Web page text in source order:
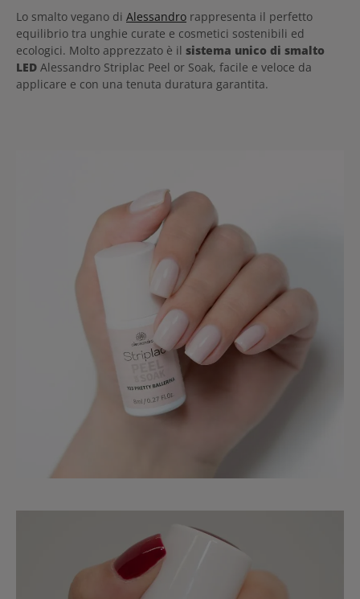
Lo smalto vegano di Alessandro rappresenta il perfetto
equilibrio tra unghie curate e cosmetici sostenibili ed
ecologici. Molto apprezzato è il sistema unico di smalto
LED Alessandro Striplac Peel or Soak, facile e veloce da
applicare e con una tenuta duratura garantita.